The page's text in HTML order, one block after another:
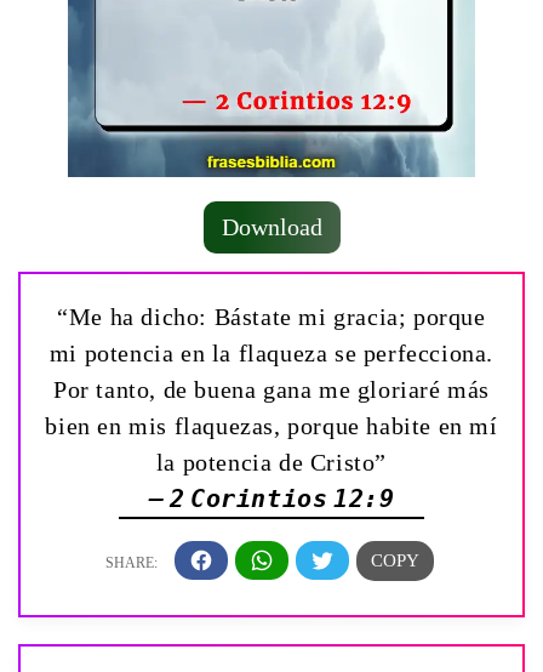
Download
“Me ha dicho: Bástate mi gracia; porque
mi potencia en la flaqueza se perfecciona.
Por tanto, de buena gana me gloriaré más
bien en mis flaquezas, porque habite en mí
la potencia de Cristo”
— 2 Corintios 12:9